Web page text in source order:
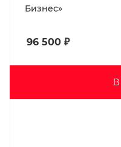
Бизнес»
96 500 ₽
В